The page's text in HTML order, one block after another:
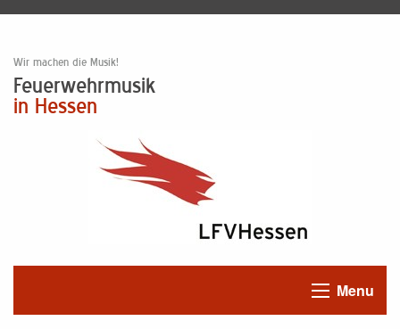
Wir machen die Musik!
Feuerwehrmusik
in Hessen
Menu